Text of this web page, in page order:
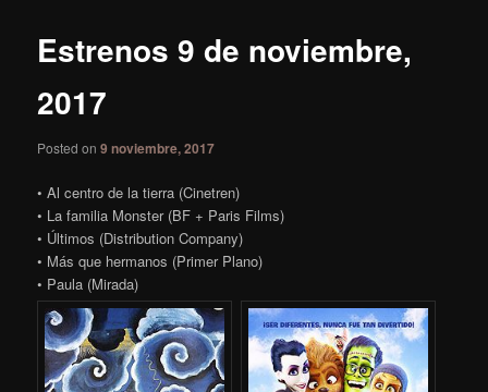
Estrenos 9 de noviembre,
2017
Posted on9 noviembre, 2017
• Al centro de la tierra (Cinetren)
• La familia Monster (BF + Paris Films)
• Últimos (Distribution Company)
• Más que hermanos (Primer Plano)
• Paula (Mirada)